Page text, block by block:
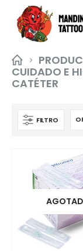
CUIDADO E
CATÉTER
FILTRO